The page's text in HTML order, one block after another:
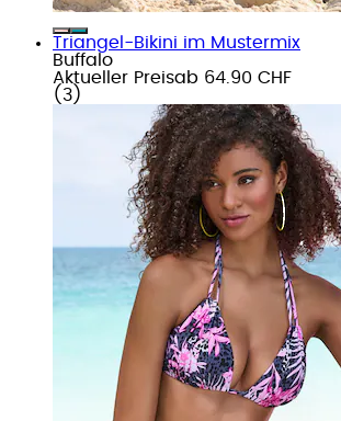
Triangel-Bikini im Mustermix
Buffalo
Aktueller Preisab 64.90 CHF
( 3 )